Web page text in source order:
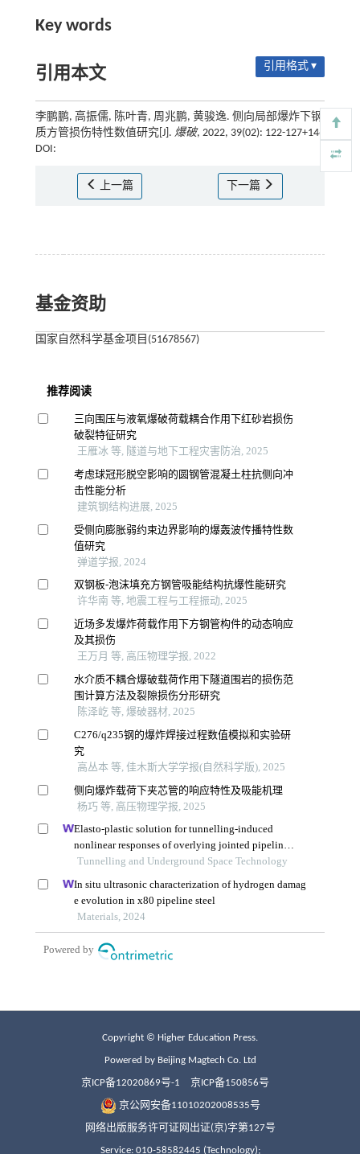
Key words
引用本文 引用格式 ▾
李鹏鹏, 高振儒, 陈叶青, 周兆鹏, 黄骏逸. 侧向局部爆炸下钢
质方管损伤特性数值研究[J]. 爆破, 2022, 39(02): 122-127+146
DOI:
上一篇 下一篇
基金资助
国家自然科学基金项目(51678567)
Copyright © Higher Education Press.
Powered by Beijing Magtech Co. Ltd
京ICP备12020869号-1 京ICP备150856号
京公网安备11010202008535号
网络出版服务许可证网出证(京)字第127号
Service: 010-58582445 (Technology);